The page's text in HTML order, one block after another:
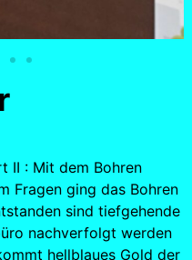
II : Mit dem Bohren
Fragen ging das Bohren
sind tiefgehende
nachverfolgt werden
hellblaues Gold der